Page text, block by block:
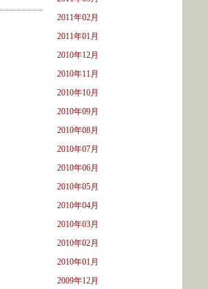
2011年02月
2011年01月
2010年12月
2010年11月
2010年10月
2010年09月
2010年08月
2010年07月
2010年06月
2010年05月
2010年04月
2010年03月
2010年02月
2010年01月
2009年12月